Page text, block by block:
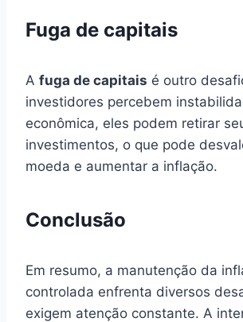
Fuga de capitais
A fuga de capitais é outro
investidores percebem
econômica, eles podem retirar
investimentos, o que pode
moeda e aumentar a inflação.
Conclusão
Em resumo, a manutenção da
controlada enfrenta diversos
exigem atenção constante. A